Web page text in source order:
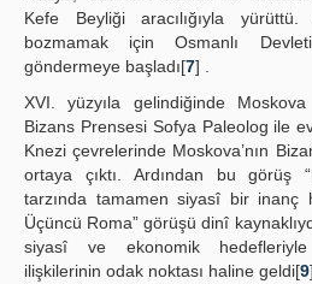
Kefe Beyliği aracılığıyla
bozmamak için Osmanlı
göndermeye başladı[7] .
XVI. yüzyıla gelindiğinde
Bizans Prensesi Sofya Paleolog ile
Knezi çevrelerinde Moskova’nın
ortaya çıktı. Ardından bu görüş
tarzında tamamen siyasî bir inanç
Üçüncü Roma” görüşü dinî
siyasî ve ekonomik
ilişkilerinin odak noktası haline geldi[9].